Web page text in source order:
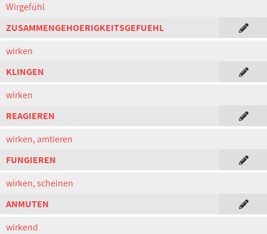
Wirgefühl
ZUSAMMENGEHOERIGKEITSGEFUEHL
wirken
KLINGEN
wirken
REAGIEREN
wirken, amtieren
FUNGIEREN
wirken, scheinen
ANMUTEN
wirkend